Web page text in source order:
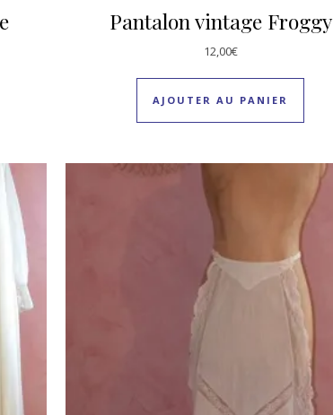
Pantalon vintage Froggy
12,00€
AJOUTER AU PANIER